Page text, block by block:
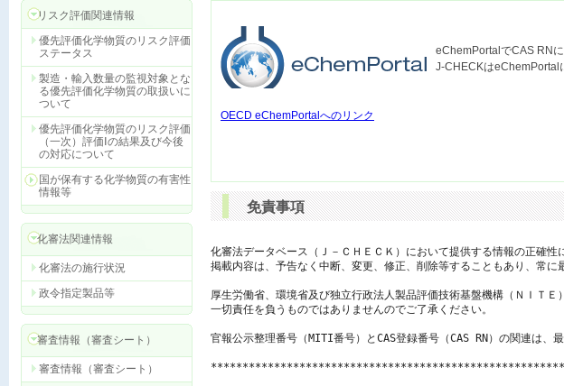
リスク評価関連情報
優先評価化学物質のリスク評価
ステータス
製造・輸入数量の監視対象とな
る優先評価化学物質の取扱いに
ついて
優先評価化学物質のリスク評価
（一次）評価Ⅰの結果及び今後
の対応について
国が保有する化学物質の有害性
情報等
化審法関連情報
化審法の施行状況
政令指定製品等
審査情報（審査シート）
審査情報（審査シート）
eChemPortalでCAS RN
J-CHECKはeChemPortal
OECD eChemPortalへのリンク
免責事項
化審法データベース（Ｊ－ＣＨＥＣＫ）において提供する情報の正確
掲載内容は、予告なく中断、変更、修正、削除等することもあり、常に
厚生労働省、環境省及び独立行政法人製品評価技術基盤機構（ＮＩＴ
一切責任を負うものではありませんのでご了承ください。
官報公示整理番号（MITI番号）とCAS登録番号（CAS RN）の関連は、